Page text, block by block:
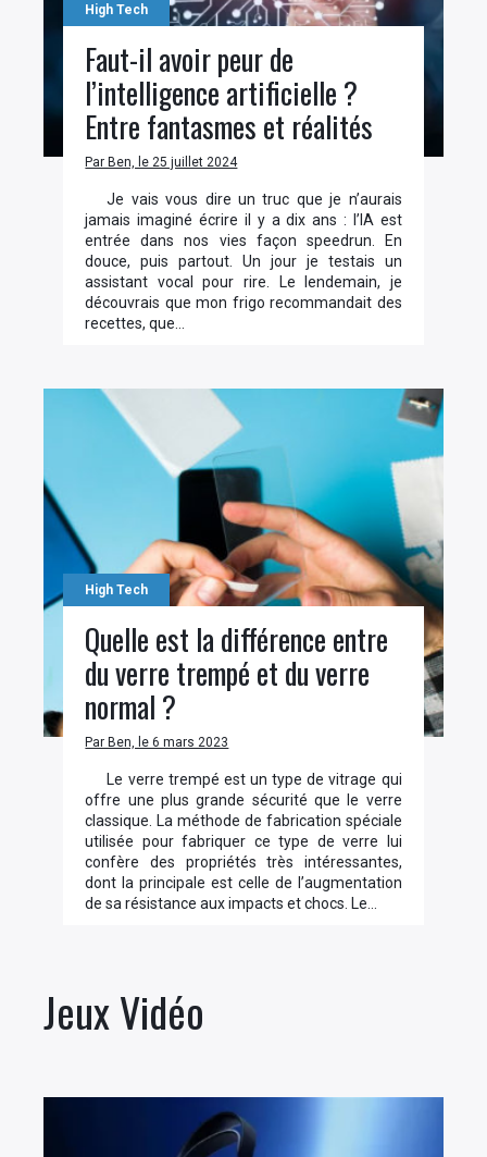
High Tech
Faut-il avoir peur de
l’intelligence artificielle ?
Entre fantasmes et réalités
Par Ben, le 25 juillet 2024
Je vais vous dire un truc que je n’aurais
jamais imaginé écrire il y a dix ans : l’IA est
entrée dans nos vies façon speedrun. En
douce, puis partout. Un jour je testais un
assistant vocal pour rire. Le lendemain, je
découvrais que mon frigo recommandait des
recettes, que…
High Tech
Quelle est la différence entre
du verre trempé et du verre
normal ?
Par Ben, le 6 mars 2023
Le verre trempé est un type de vitrage qui
offre une plus grande sécurité que le verre
classique. La méthode de fabrication spéciale
utilisée pour fabriquer ce type de verre lui
confère des propriétés très intéressantes,
dont la principale est celle de l’augmentation
de sa résistance aux impacts et chocs. Le…
Jeux Vidéo
Rechercher